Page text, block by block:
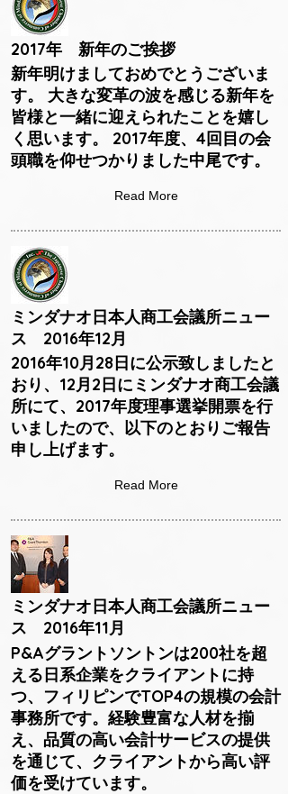
2017年 新年のご挨拶
新年明けましておめでとうございま
す。 大きな変革の波を感じる新年を
皆様と一緒に迎えられたことを嬉し
く思います。 2017年度、4回目の会
頭職を仰せつかりました中尾です。
Read More
ミンダナオ日本人商工会議所ニュー
ス 2016年12月
2016年10月28日に公示致しましたと
おり、12月2日にミンダナオ商工会議
所にて、2017年度理事選挙開票を行
いましたので、以下のとおりご報告
申し上げます。
Read More
ミンダナオ日本人商工会議所ニュー
ス 2016年11月
P&Aグラントソントンは200社を超
える日系企業をクライアントに持
つ、フィリピンでTOP4の規模の会計
事務所です。経験豊富な人材を揃
え、品質の高い会計サービスの提供
を通じて、クライアントから高い評
価を受けています。